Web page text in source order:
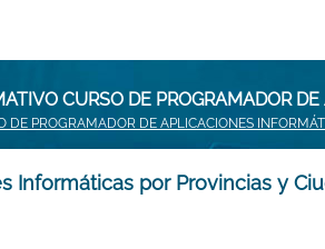
CURSO DE PROGRAMADOR
DE PROGRAMADOR DE APLICACIONES
Informáticas por Provincias y